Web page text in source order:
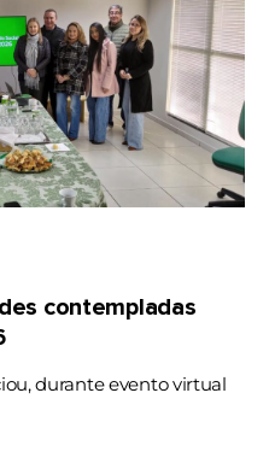
contempladas
durante evento virtual